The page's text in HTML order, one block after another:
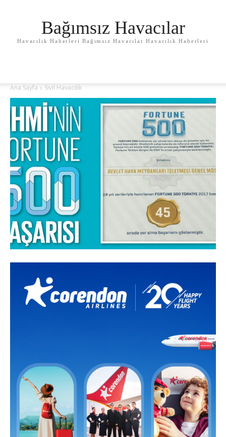
Bağımsız Havacılar
Havacılık Haberleri Bağımsız Havacılar Havacılık Haberleri
Ana Sayfa Sivil Havacılık